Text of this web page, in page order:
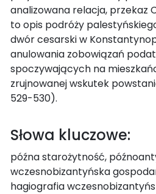
analizowana relacja, przekaz
to opis podróży
dwór cesarski w
anulowania zobowiązań
spoczywających na
zrujnowanej wskutek
529-530).
Słowa kluczowe:
późna starożytność,
wczesnobizantyńska
hagiografia